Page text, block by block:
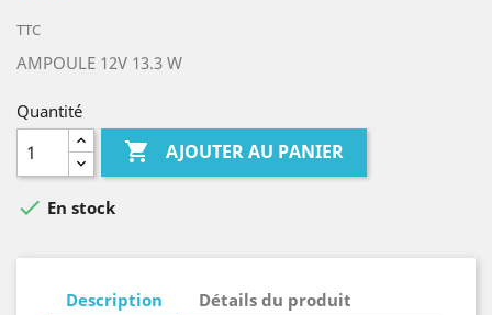
TTC
AMPOULE 12V 13.3 W
Quantité
 AJOUTER AU PANIER
 En stock
Description Détails du produit